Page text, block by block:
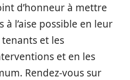
d’honneur à mettre
à l’aise possible en leur
et les
et en les
Rendez-vous sur